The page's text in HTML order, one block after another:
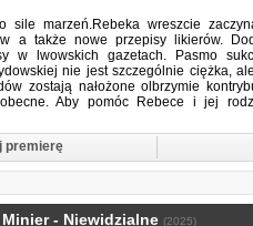
sile marzeń.Rebeka wreszcie
a także nowe przepisy likierów.
w lwowskich gazetach. Pasmo
nie jest szczególnie ciężka,
zostają nałożone olbrzymie
Aby pomóc Rebece i jej
premierę
- Niewidzialne (2025)